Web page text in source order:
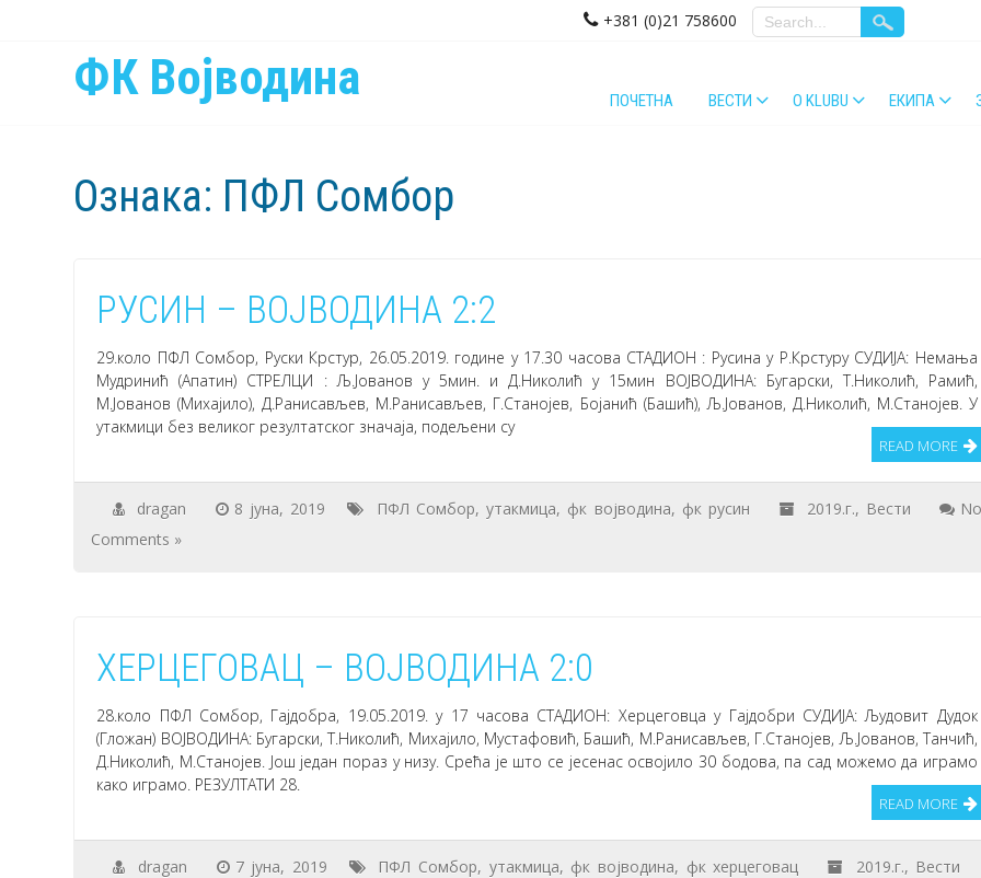
+381 (0)21 758600
ФК Војводина ПОЧЕТНА ВЕСТИ O KLUBU ЕКИПА
Ознака: ПФЛ Сомбор
РУСИН – ВОЈВОДИНА 2:2
29.коло ПФЛ Сомбор, Руски Крстур, 26.05.2019. године у 17.30 часова СТАДИОН : Русина у Р.Крстуру СУДИЈА: Немања
Мудринић (Апатин) СТРЕЛЦИ : Љ.Јованов у 5мин. и Д.Николић у 15мин ВОЈВОДИНА: Бугарски, Т.Николић, Рамић,
М.Јованов (Михајило), Д.Ранисављев, М.Ранисављев, Г.Станојев, Бојанић (Башић), Љ.Јованов, Д.Николић, М.Станојев. У
утакмици без великог резултатског значаја, подељени су
READ MORE
dragan 8 јуна, 2019 ПФЛ Сомбор,утакмица, фк војводина, фк русин 2019.г., Вести
Comments »
ХЕРЦЕГОВАЦ – ВОЈВОДИНА 2:0
28.коло ПФЛ Сомбор, Гајдобра, 19.05.2019. у 17 часова СТАДИОН: Херцеговца у Гајдобри СУДИЈА: Људовит Дудок
(Гложан) ВОЈВОДИНА: Бугарски, Т.Николић, Михајило, Мустафовић, Башић, М.Ранисављев, Г.Станојев, Љ.Јованов, Танчић,
Д.Николић, М.Станојев. Још један пораз у низу. Срећа је што се јесенас освојило 30 бодова, па сад можемо да играмо
како играмо. РЕЗУЛТАТИ 28.
READ MORE
dragan 7 јуна, 2019 ПФЛ Сомбор, утакмица, фк војводина, фк херцеговац 2019.г., Вести